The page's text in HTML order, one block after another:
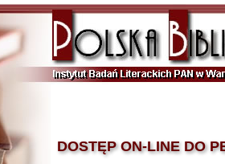
DOSTĘP ON-LINE DO